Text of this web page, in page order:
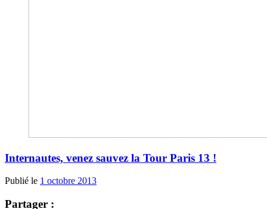
Internautes, venez sauvez la Tour Paris 13 !
Publié le 1 octobre 2013
Partager :